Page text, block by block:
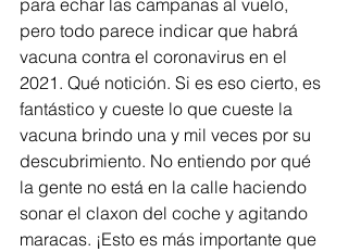
pero todo parece indicar que habrá
vacuna contra el coronavirus en el
2021. Qué notición. Si es eso cierto, es
fantástico y cueste lo que cueste la
vacuna brindo una y mil veces por su
descubrimiento. No entiendo por qué
la gente no está en la calle haciendo
sonar el claxon del coche y agitando
maracas. ¡Esto es más importante que